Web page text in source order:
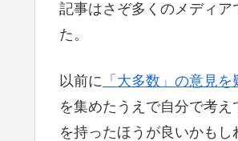
記事はさぞ多くのメディ
た。
以前に 「大多数」の意見
を集めたうえで自分で考
を持ったほうが良いかもし